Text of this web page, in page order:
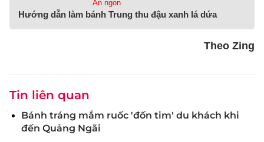
Ăn ngon
Hướng dẫn làm bánh Trung thu đậu xanh lá dứa
Theo Zing
Tin liên quan
Bánh tráng mắm ruốc 'đốn tim' du khách khi
đến Quảng Ngãi